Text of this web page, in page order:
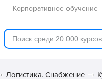
Корпоративное обучение
Логистика. Снабжение